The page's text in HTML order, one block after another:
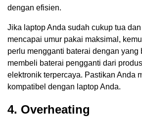
dengan efisien.
Jika laptop Anda sudah cukup tua
mencapai umur pakai maksimal,
perlu mengganti baterai dengan yang
membeli baterai pengganti dari
elektronik terpercaya. Pastikan Anda
kompatibel dengan laptop Anda.
4. Overheating